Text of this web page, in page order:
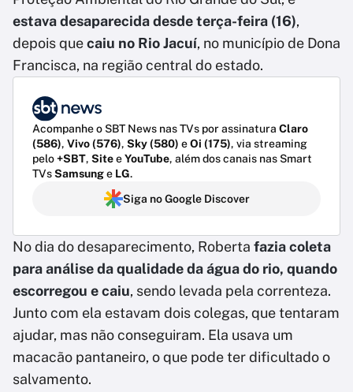
estava desaparecida desde terça-feira (16),
depois quecaiu no Rio Jacuí, no município de Dona
Francisca, na região central do estado.
Acompanhe o SBT News nas TVs por assinatura Claro
(586), Vivo (576), Sky (580) eOi (175), via streaming
pelo+SBT, SiteeYouTube, além dos canais nas Smart
TVsSamsunge LG.
Siga no Google Discover
No dia do desaparecimento, Roberta fazia coleta
para análise da qualidade da água do rio, quando
escorregou e caiu, sendo levada pela correnteza.
Junto com ela estavam dois colegas, que tentaram
ajudar, mas não conseguiram. Ela usava um
macacão pantaneiro, o que pode ter dificultado o
salvamento.